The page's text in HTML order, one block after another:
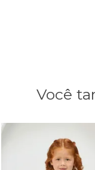
Você